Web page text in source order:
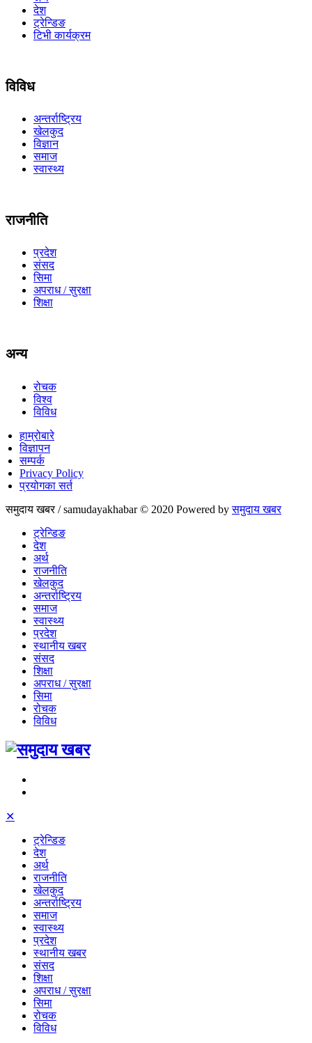
देश
ट्रेन्डिङ
टिभी कार्यक्रम
विविध
अन्तर्राष्ट्रिय
खेलकुद
विज्ञान
समाज
स्वास्थ्य
राजनीति
प्रदेश
संसद
सिमा
अपराध / सुरक्षा
शिक्षा
अन्य
रोचक
विश्व
विविध
हाम्रोबारे
विज्ञापन
सम्पर्क
Privacy Policy
प्रयोगका सर्त
समुदाय खबर / samudayakhabar © 2020 Powered byसमुदाय खबर
ट्रेन्डिङ
देश
अर्थ
राजनीति
खेलकुद
अन्तर्राष्ट्रिय
समाज
स्वास्थ्य
प्रदेश
स्थानीय खबर
संसद
शिक्षा
अपराध / सुरक्षा
सिमा
रोचक
विविध
✕
ट्रेन्डिङ
देश
अर्थ
राजनीति
खेलकुद
अन्तर्राष्ट्रिय
समाज
स्वास्थ्य
प्रदेश
स्थानीय खबर
संसद
शिक्षा
अपराध / सुरक्षा
सिमा
रोचक
विविध